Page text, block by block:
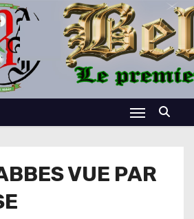
VUE PAR